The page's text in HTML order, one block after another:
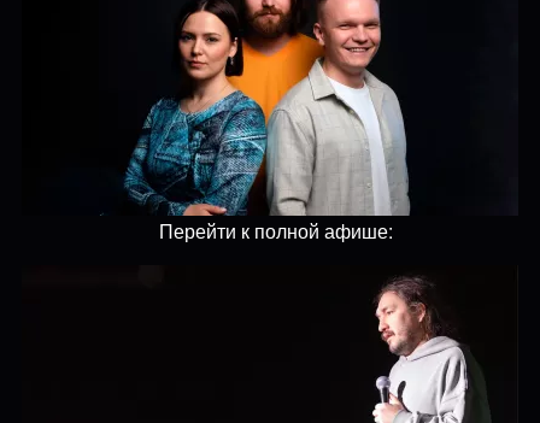
Перейти к полной афише: